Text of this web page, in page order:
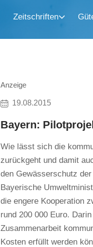
Zeitschriften
Anzeige
19.08.2015
Bayern:
Wie lässt sich die
zurückgeht und damit
den Gewässerschutz
Bayerische
die engere Kooperation
rund 200 000 Euro.
Zusammenarbeit
Kosten erfüllt werden